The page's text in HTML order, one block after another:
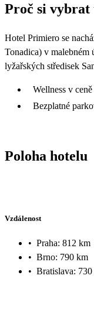
25
13 440
26
Proč si vybrat
Hotel Primiero se
Tonadica) v
lyžařských středisek
Wellness v
Bezplatné
Poloha hotelu
Vzdálenost
• Praha: 812 km
• Brno: 790 km
• Bratislava: